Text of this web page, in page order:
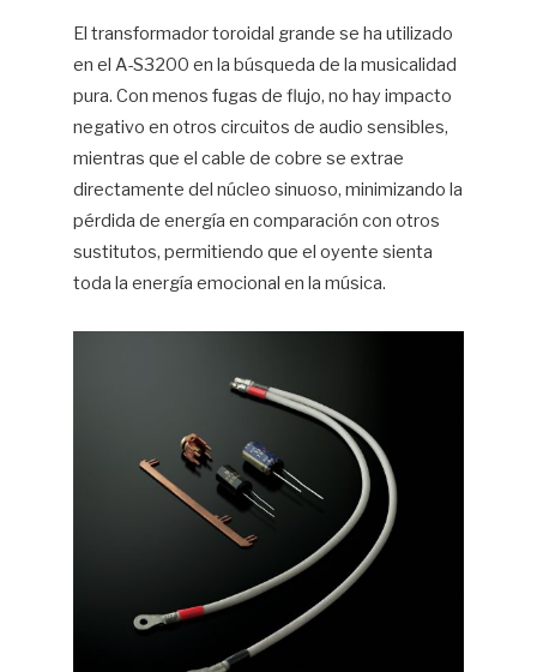
El transformador toroidal grande se ha utilizado
en el A-S3200 en la búsqueda de la musicalidad
pura. Con menos fugas de flujo, no hay impacto
negativo en otros circuitos de audio sensibles,
mientras que el cable de cobre se extrae
directamente del núcleo sinuoso, minimizando la
pérdida de energía en comparación con otros
sustitutos, permitiendo que el oyente sienta
toda la energía emocional en la música.